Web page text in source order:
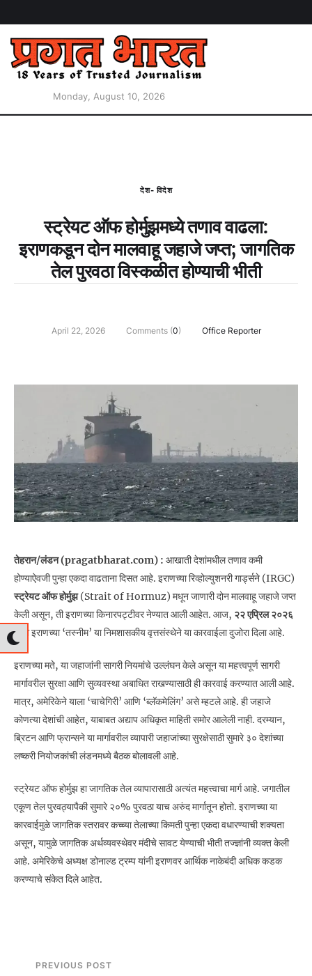
Monday, August 10, 2026
देश- विदेश
स्ट्रेयट ऑफ होर्मुझमध्ये तणाव वाढला:
इराणकडून दोन मालवाहू जहाजे जप्त; जागतिक
तेल पुरवठा विस्कळीत होण्याची भीती
April 22, 2026 Comments (0) Office Reporter
तेहरान/लंडन (pragatbharat.com) : आखाती देशांमधील तणाव कमी
होण्याऐवजी पुन्हा एकदा वाढताना दिसत आहे. इराणच्या रिव्होल्युशनरी गार्ड्सने (IRGC)
स्ट्रेयट ऑफ होर्मुझ(Strait of Hormuz) मधून जाणारी दोन मालवाहू जहाजे जप्त
केली असून, ती इराणच्या किनारपट्टीवर नेण्यात आली आहेत. आज, २२ एप्रिल २०२६
रोजी इराणच्या ‘तस्नीम’ या निमशासकीय वृत्तसंस्थेने या कारवाईला दुजोरा दिला आहे.
इराणच्या मते, या जहाजांनी सागरी नियमांचे उल्लंघन केले असून या महत्त्वपूर्ण सागरी
मार्गावरील सुरक्षा आणि सुव्यवस्था अबाधित राखण्यासाठी ही कारवाई करण्यात आली आहे.
मात्र, अमेरिकेने याला ‘चाचेगिरी’ आणि ‘ब्लॅकमेलिंग’ असे म्हटले आहे. ही जहाजे
कोणत्या देशांची आहेत, याबाबत अद्याप अधिकृत माहिती समोर आलेली नाही. दरम्यान,
ब्रिटन आणि फ्रान्सने या मार्गावरील व्यापारी जहाजांच्या सुरक्षेसाठी सुमारे ३० देशांच्या
लष्करी नियोजकांची लंडनमध्ये बैठक बोलावली आहे.
स्ट्रेयट ऑफ होर्मुझ हा जागतिक तेल व्यापारासाठी अत्यंत महत्त्वाचा मार्ग आहे. जगातील
एकूण तेल पुरवठ्यापैकी सुमारे २०% पुरवठा याच अरुंद मार्गातून होतो. इराणच्या या
कारवाईमुळे जागतिक स्तरावर कच्च्या तेलाच्या किमती पुन्हा एकदा वधारण्याची शक्यता
असून, यामुळे जागतिक अर्थव्यवस्थेवर मंदीचे सावट येण्याची भीती तज्ज्ञांनी व्यक्त केली
आहे. अमेरिकेचे अध्यक्ष डोनाल्ड ट्रम्प यांनी इराणवर आर्थिक नाकेबंदी अधिक कडक
करण्याचे संकेत दिले आहेत.
PREVIOUS POST